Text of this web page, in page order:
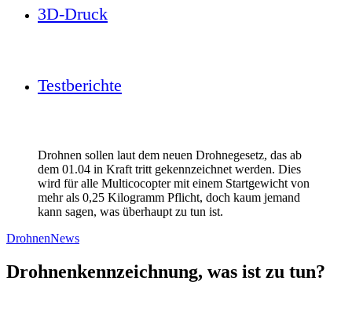
3D-Druck
Testberichte
Drohnen sollen laut dem neuen Drohnegesetz, das ab
dem 01.04 in Kraft tritt gekennzeichnet werden. Dies
wird für alle Multicocopter mit einem Startgewicht von
mehr als 0,25 Kilogramm Pflicht, doch kaum jemand
kann sagen, was überhaupt zu tun ist.
DrohnenNews
Drohnenkennzeichnung, was ist zu tun?